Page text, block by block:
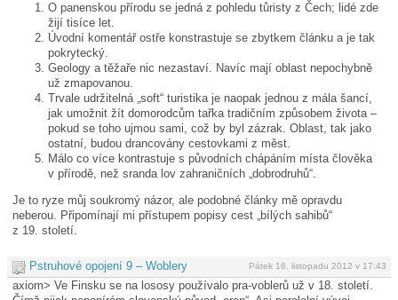
O panenskou přírodu se jedná z pohledu tůristy z Čech; lidé zde
žijí tisíce let.
Úvodní komentář ostře konstrastuje se zbytkem článku a je tak
pokrytecký.
Geology a těžaře nic nezastaví. Navíc mají oblast nepochybně
už zmapovanou.
Trvale udržitelná „soft“ turistika je naopak jednou z mála šancí,
jak umožnit žít domorodcům tařka tradičním způsobem života –
pokud se toho ujmou sami, což by byl zázrak. Oblast, tak jako
ostatní, budou drancovány cestovkami z měst.
Málo co více kontrastuje s původních chápáním místa člověka
v přírodě, než sranda lov zahraničních „dobrodruhů“.
Je to ryze můj soukromý názor, ale podobné články mě opravdu
neberou. Připomínají mi přístupem popisy cest „bílých sahibů“
z 19. století.
Pátek 16. listopadu 2012 v 17:43
Pstruhové opojení 9 – Woblery
axiom> Ve Finsku se na lososy používalo pra-voblerů už v 18. století.